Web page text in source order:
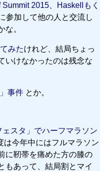
Summit 2015
Haskellもく
参加して他の人と交流し
な。
みたけれど、結局ちょっ
いけなかったのは残念な
事件 とか。
スタ」でハーフマラソン
は今年中にはフルマラソン
に靭帯を痛めた方の膝の
もあって、結局割とマイ